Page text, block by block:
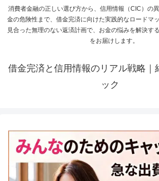
消費者金融の正しい選び方から、信用情報（CIC）の
金の危険性まで、借金完済に向けた実践的なロードマ
見合った無理のない返済計画で、お金の悩みを解決す
をお届けします。
借金完済と信用情報のリアル戦略｜
ック